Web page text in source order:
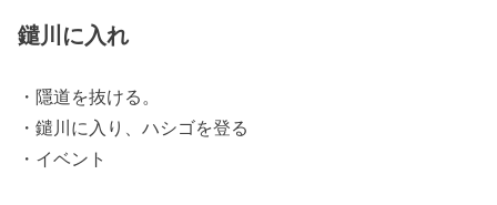
鑓川に入れ
・隱道を抜ける。
・鑓川に入り、ハシゴを登る
・イベント